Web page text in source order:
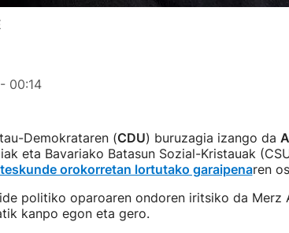
00:14
Demokrataren (CDU) buruzagia izango da
eta Bavariako Batasun Sozial-Kristauak
orokorretan lortutako garaipenaren
politiko oparoaren ondoren iritsiko da Merz
kanpo egon eta gero.